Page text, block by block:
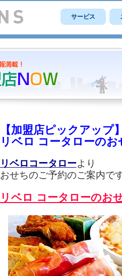
サービス
【加盟店ピックアップ
リベロ コータローのお
リベロコータローより
おせちのご予約のご案内で
リベロ コータローのお